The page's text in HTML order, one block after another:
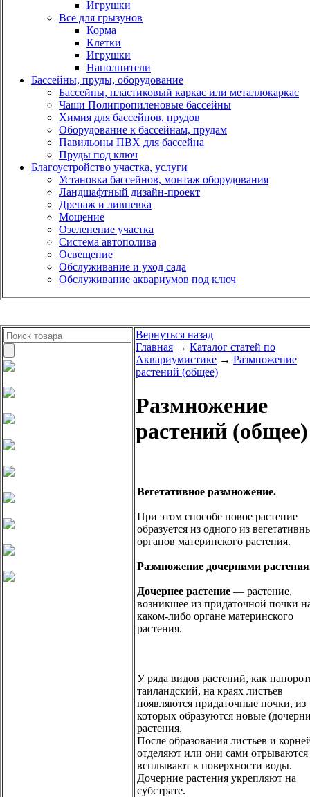
Игрушки
Все для грызунов
Корма
Клетки
Игрушки
Наполнители
Бассейны, пруды, оборудование
Бассейны, пластиковый каркас или металлокаркас
Чаши Полипропиленовые бассейны
Химия для бассейнов, прудов
Оборудование к бассейнам, прудам
Павильоны ПВХ для бассейна
Пруды под ключ
Благоустройство участка, услуги
Установка бассейнов, монтаж оборудования
Ландшафтный дизайн-проект
Дренаж и ливневка
Мощение
Озеленение участка
Система автополива
Освещение
Обслуживание и уход сада
Обслуживание аквариумов под ключ
Вернуться назад
Главная → Каталог статей по
Аквариумистике → Размножение
растений (общее)
Размножение
растений (общее)
Вегетативное размножение.
При этом способе новое растение
образуется из одного из
органов материнского растения.
Размножение дочерними
Дочернее растение — растение,
возникшее из придаточной почки
каком-либо органе материнского
растения.
У ряда видов растений, как
таиландский, на краях листьев
появляются придаточные почки, из
которых образуются новые
растения.
После образования листьев и
отделяют или они сами
всплывают к поверхности воды.
Дочерние растения укрепляют на
субстрате.